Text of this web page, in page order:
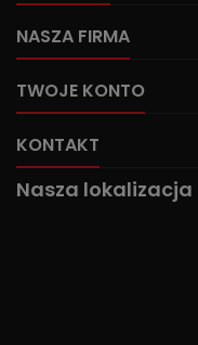
NASZA FIRMA
TWOJE KONTO
KONTAKT
Nasza lokalizacja